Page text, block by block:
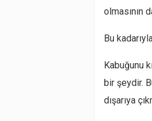
olmasının
Bu
Kabuğunu
bir şeydir.
dışarıya